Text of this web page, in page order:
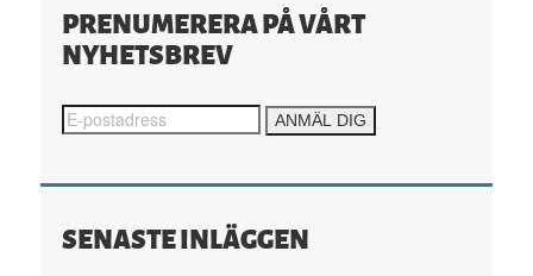
PRENUMERERA PÅ VÅRT
NYHETSBREV
SENASTE INLÄGGEN